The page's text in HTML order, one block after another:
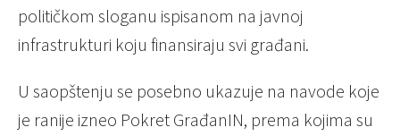
političkom sloganu ispisanom na javnoj
infrastrukturi koju finansiraju svi građani.
U saopštenju se posebno ukazuje na navode koje
je ranije izneo Pokret GrađanIN, prema kojima su